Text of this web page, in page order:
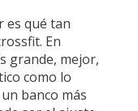
es qué tan
En
grande, mejor,
como lo
banco más